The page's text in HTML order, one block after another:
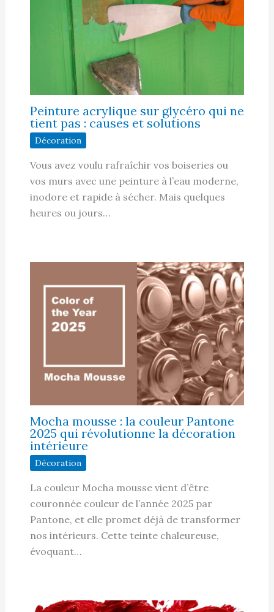
Peinture acrylique sur glycéro qui ne
tient pas : causes et solutions
Décoration
Vous avez voulu rafraîchir vos boiseries ou
vos murs avec une peinture à l’eau moderne,
inodore et rapide à sécher. Mais quelques
heures ou jours…
Mocha mousse : la couleur Pantone
2025 qui révolutionne la décoration
intérieure
Décoration
La couleur Mocha mousse vient d’être
couronnée couleur de l’année 2025 par
Pantone, et elle promet déjà de transformer
nos intérieurs. Cette teinte chaleureuse,
évoquant…